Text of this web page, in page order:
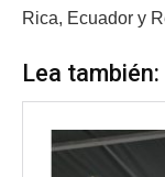
Rica, Ecuador y
Lea también: